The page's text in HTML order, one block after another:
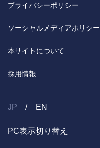
プライバシーポリシー
ソーシャルメディアポリシー
本サイトについて
採用情報
JP EN
PC表示切り替え